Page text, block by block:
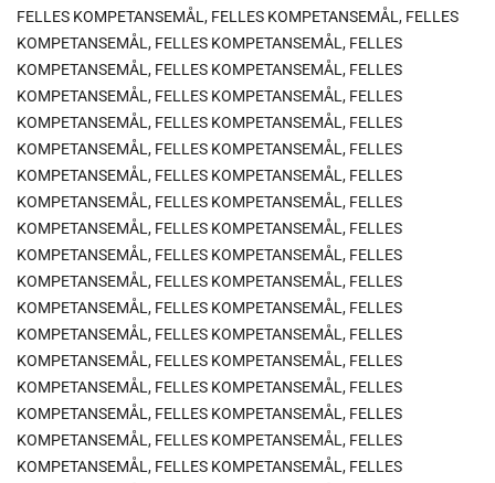
FELLES KOMPETANSEMÅL, FELLES KOMPETANSEMÅL, FELLES
KOMPETANSEMÅL, FELLES KOMPETANSEMÅL, FELLES
KOMPETANSEMÅL, FELLES KOMPETANSEMÅL, FELLES
KOMPETANSEMÅL, FELLES KOMPETANSEMÅL, FELLES
KOMPETANSEMÅL, FELLES KOMPETANSEMÅL, FELLES
KOMPETANSEMÅL, FELLES KOMPETANSEMÅL, FELLES
KOMPETANSEMÅL, FELLES KOMPETANSEMÅL, FELLES
KOMPETANSEMÅL, FELLES KOMPETANSEMÅL, FELLES
KOMPETANSEMÅL, FELLES KOMPETANSEMÅL, FELLES
KOMPETANSEMÅL, FELLES KOMPETANSEMÅL, FELLES
KOMPETANSEMÅL, FELLES KOMPETANSEMÅL, FELLES
KOMPETANSEMÅL, FELLES KOMPETANSEMÅL, FELLES
KOMPETANSEMÅL, FELLES KOMPETANSEMÅL, FELLES
KOMPETANSEMÅL, FELLES KOMPETANSEMÅL, FELLES
KOMPETANSEMÅL, FELLES KOMPETANSEMÅL, FELLES
KOMPETANSEMÅL, FELLES KOMPETANSEMÅL, FELLES
KOMPETANSEMÅL, FELLES KOMPETANSEMÅL, FELLES
KOMPETANSEMÅL, FELLES KOMPETANSEMÅL, FELLES